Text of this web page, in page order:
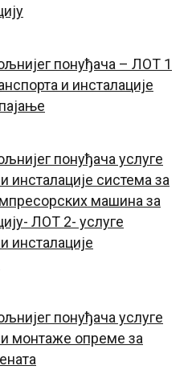
понуђача – ЛОТ 1
и инсталације
понуђача услуге
инсталације система за
машина за
ЛОТ 2- услуге
инсталације
понуђача услуге
монтаже опреме за